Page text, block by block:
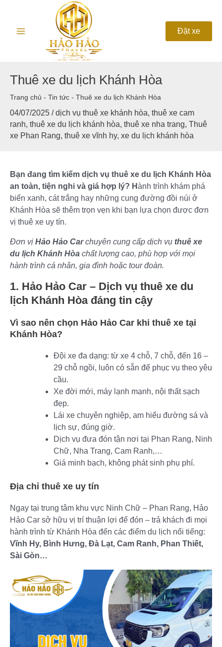
Menu
Đặt xe
Thuê xe du lịch Khánh Hòa
Trang chủ - Tin tức - Thuê xe du lịch Khánh Hòa
04/07/2025 /dịch vụ thuê xe khánh hòa, thuê xe cam
ranh, thuê xe du lịch khánh hòa, thuê xe nha trang, Thuê
xe Phan Rang, thuê xe vĩnh hy, xe du lịch khánh hòa
Bạn đang tìm kiếm dịch vụ thuê xe du lịch Khánh Hòa
an toàn, tiện nghi và giá hợp lý? Hành trình khám phá
biển xanh, cát trắng hay những cung đường đồi núi ở
Khánh Hòa sẽ thêm trọn vẹn khi bạn lựa chọn được đơn
vị thuê xe uy tín.
Đơn vị Hảo Hảo Carchuyên cung cấp dịch vụ thuê xe
du lịch Khánh Hòa chất lượng cao, phù hợp với mọi
hành trình cá nhân, gia đình hoặc tour đoàn.
1. Hảo Hảo Car – Dịch vụ thuê xe du
lịch Khánh Hòa đáng tin cậy
Vì sao nên chọn Hảo Hảo Car khi thuê xe tại
Khánh Hòa?
Đội xe đa dạng: từ xe 4 chỗ, 7 chỗ, đến 16 –
29 chỗ ngồi, luôn có sẵn để phục vụ theo yêu
cầu.
Xe đời mới, máy lạnh mạnh, nội thất sạch
đẹp.
Lái xe chuyên nghiệp, am hiểu đường sá và
lịch sự, đúng giờ.
Dịch vụ đưa đón tận nơi tại Phan Rang, Ninh
Chữ, Nha Trang, Cam Ranh,…
Giá minh bạch, không phát sinh phụ phí.
Địa chỉ thuê xe uy tín
Ngay tại trung tâm khu vực Ninh Chữ – Phan Rang, Hảo
Hảo Car sở hữu vị trí thuận lợi để đón – trả khách đi mọi
hành trình từ Khánh Hòa đến các điểm du lịch nổi tiếng:
Vĩnh Hy, Bình Hưng, Đà Lạt, Cam Ranh, Phan Thiết,
Sài Gòn…